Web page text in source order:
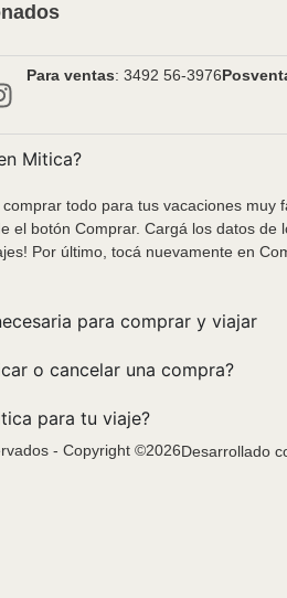
Para ventas: 3492 56-3976
Mitica?
todo para tus vacaciones
el botón Comprar. Cargá los datos
Por último, tocá nuevamente en
para comprar y viajar
o cancelar una compra?
para tu viaje?
- Copyright ©2026Desarrollado